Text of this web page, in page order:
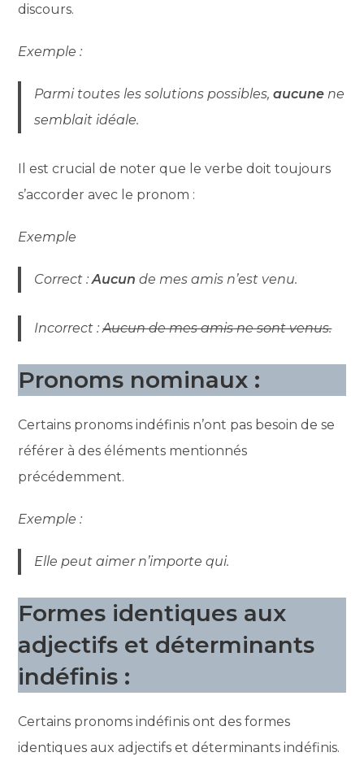
discours.
Exemple :
Parmi toutes les solutions possibles,aucune ne
semblait idéale.
Il est crucial de noter que le verbe doit toujours
s’accorder avec le pronom :
Exemple
Correct :Aucun de mes amis n’est venu.
Incorrect :Aucun de mes amis ne sont venus.
Pronoms nominaux :
Certains pronoms indéfinis n’ont pas besoin de se
référer à des éléments mentionnés
précédemment.
Exemple :
Elle peut aimer n’importe qui.
Formes identiques aux
adjectifs et déterminants
indéfinis :
Certains pronoms indéfinis ont des formes
identiques aux adjectifs et déterminants indéfinis.